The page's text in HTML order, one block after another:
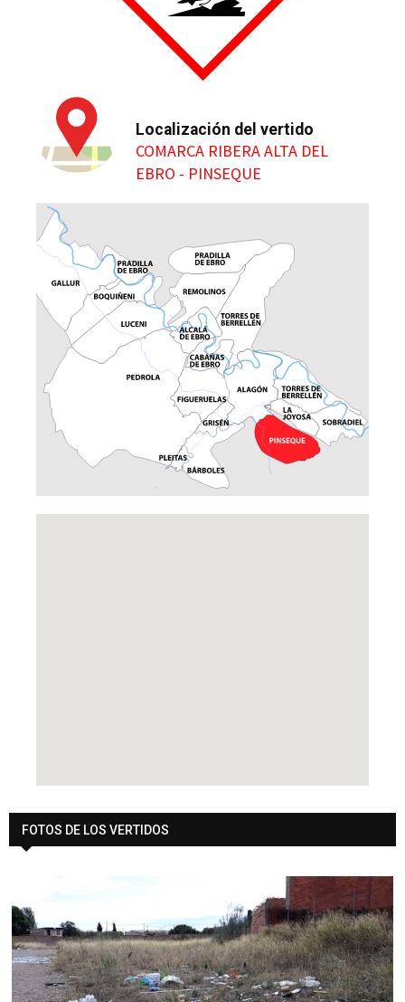
Localización del vertido
COMARCA RIBERA ALTA DEL
EBRO - PINSEQUE
FOTOS DE LOS VERTIDOS